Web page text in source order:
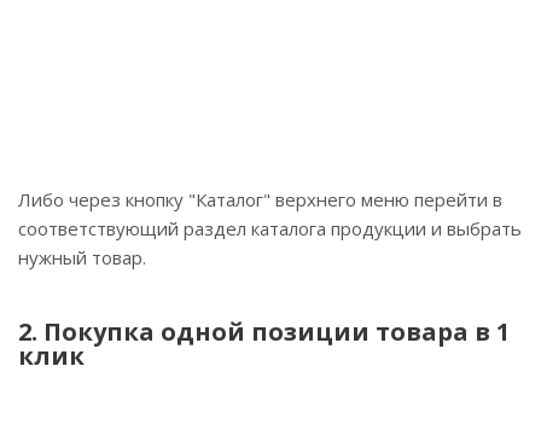
Либо через кнопку "Каталог" верхнего меню перейти в
соответствующий раздел каталога продукции и выбрать
нужный товар.
2. Покупка одной позиции товара в 1
клик